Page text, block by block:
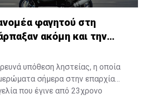
φαγητού στη
ακόμη και την
υπόθεση ληστείας, η οποία
σήμερα στην επαρχία
που έγινε από 23χρονο